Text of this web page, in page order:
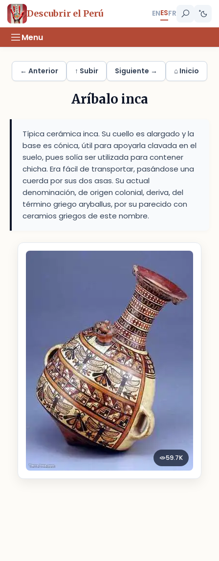
Descubrir el Perú ENESFR
Menu
← Anterior ↑ Subir Siguiente → ⌂ Inicio
Aríbalo inca
Típica cerámica inca. Su cuello es alargado y la
base es cónica, útil para apoyarla clavada en el
suelo, pues solía ser utilizada para contener
chicha. Era fácil de transportar, pasándose una
cuerda por sus dos asas. Su actual
denominación, de origen colonial, deriva, del
término griego aryballus, por su parecido con
ceramios griegos de este nombre.
59.7K